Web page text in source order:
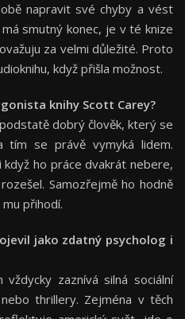
napravit své chyby a vést
smutný konec, je v té knize
za velmi důležité. Proto
když přišla možnost.
knihy Scott Carey?
dobrý člověk, který se
tím se právě vymyká lidem.
ho práce dvakrát nebere,
Samozřejmě ho hodně
přihodí.
jako zdatný psycholog i
zaznívá silná sociální
thrillery. Zejména v těch